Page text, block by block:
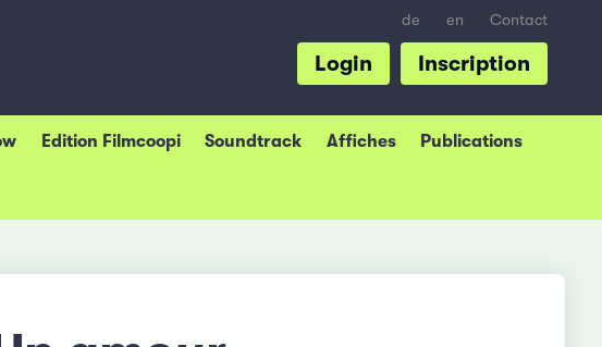
de en Contact
Inscription
Login
Edition Filmcoopi Soundtrack Affiches Publications